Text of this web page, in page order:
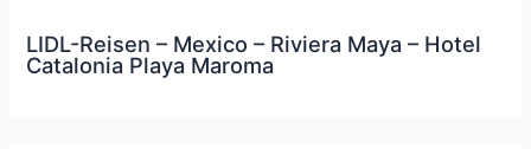
LIDL-Reisen – Mexico – Riviera Maya – Hotel
Catalonia Playa Maroma